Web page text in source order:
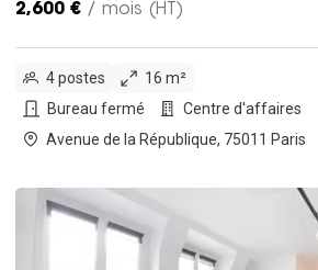
2,600 € / mois (HT)
4 postes
16 m²
Bureau fermé
Centre d'affaires
Avenue de la République, 75011 Paris